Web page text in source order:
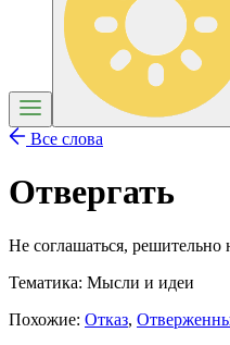
Все слова
Отвергать
Не соглашаться, решительно
Тематика: Мысли и идеи
Похожие: Отказ,